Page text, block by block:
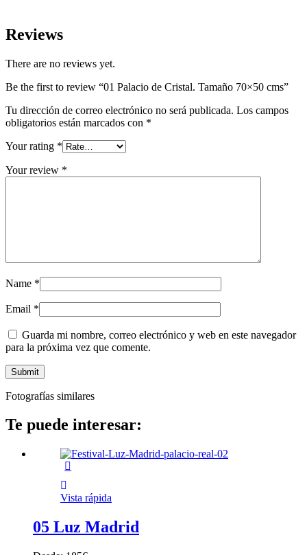
Reviews
There are no reviews yet.
Be the first to review “01 Palacio de Cristal. Tamaño 70×50 cms”
Tu dirección de correo electrónico no será publicada. Los campos
obligatorios están marcados con *
Your rating *
Your review *
Name *
Email *
Guarda mi nombre, correo electrónico y web en este navegador
para la próxima vez que comente.
Fotografías similares
Te puede interesar:
Vista rápida
05 Luz Madrid